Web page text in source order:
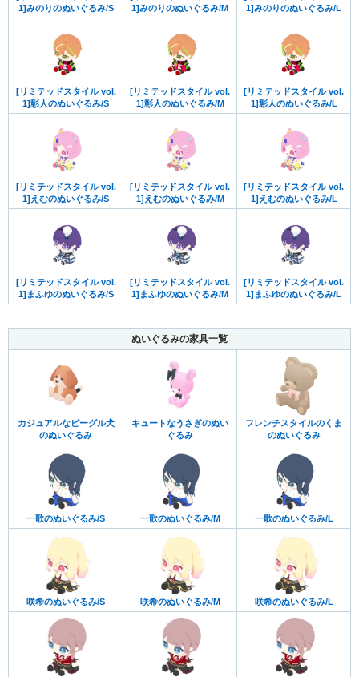
1]みのりのぬいぐるみ/S
1]みのりのぬいぐるみ/M
1]みのりのぬいぐるみ/L
[リミテッドスタイル vol.
1]彰人のぬいぐるみ/S
[リミテッドスタイル vol.
1]彰人のぬいぐるみ/M
[リミテッドスタイル vol.
1]彰人のぬいぐるみ/L
[リミテッドスタイル vol.
1]えむのぬいぐるみ/S
[リミテッドスタイル vol.
1]えむのぬいぐるみ/M
[リミテッドスタイル vol.
1]えむのぬいぐるみ/L
[リミテッドスタイル vol.
1]まふゆのぬいぐるみ/S
[リミテッドスタイル vol.
1]まふゆのぬいぐるみ/M
[リミテッドスタイル vol.
1]まふゆのぬいぐるみ/L
ぬいぐるみの家具一覧
カジュアルなビーグル犬
のぬいぐるみ
キュートなうさぎのぬい
ぐるみ
フレンチスタイルのくま
のぬいぐるみ
一歌のぬいぐるみ/S 一歌のぬいぐるみ/M 一歌のぬいぐるみ/L
咲希のぬいぐるみ/S 咲希のぬいぐるみ/M 咲希のぬいぐるみ/L